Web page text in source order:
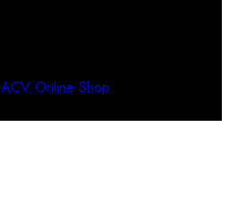
ACV Online Shop